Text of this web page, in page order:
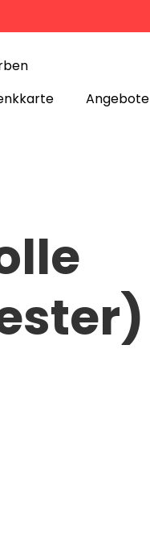
Angebote